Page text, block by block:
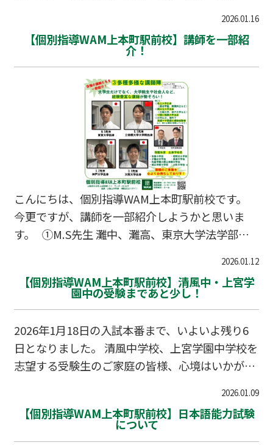
活躍を教室一同、心より祈っております！
2026.01.16
【個別指導WAM上本町駅前校】講師を一部紹
介！
こんにちは、個別指導WAM上本町駅前校です。
今更ですが、講師を一部紹介しようかと思いま
す。 ①M.S先生 灘中、灘高、東京大学法学部出
修了予定。 なんと司法試験をストレート合格し、
弁護士見習いとして活躍される予定です。 現在、
変頼もしいです。 ②B.S先生 中国の大学で日本語
を専攻しており、現在立命館大学大学院で日本語
の研究をしているとのこと。 日本語の講師とし
て、中国人生徒に対して日本語を教えておりま
す。 ③S.Z先生 神戸大学に通学中で、子どもの教
育について学…
2026.01.12
【個別指導WAM上本町駅前校】清風中・上宮学
園中の受験まであと少し！
2026年1月18日の入試本番まで、いよいよ残り6
日となりました。 清風中学校、上宮学園中学校を
志望する受験生のご家庭の皆様、心境はいかがで
に、「保護者」の視点から、この直前期に絶対に
外せないポイントをまとめました。 【中学受験20
2026.01.09
【個別指導WAM上本町駅前校】日本語能力試験
について